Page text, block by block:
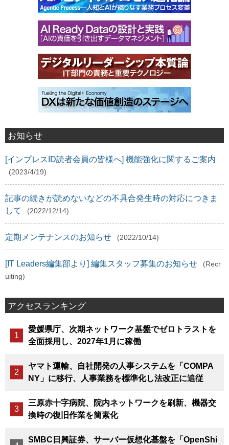
お知らせ
[インプレスID読者会員の皆様へ] 機能強化に関するご案内
(2023/4/19)
記事の続きが読めないなどの不具合発生時の対応につきま
して
(2022/12/14)
定期メンテナンスのお知らせ (2022/10/14)
[IT Leaders編集部より] 編集スタッフ募集のお知らせ
(Recr
uiting)
アクセスランキング
愛媛県庁、次期ネットワーク基盤でゼロトラストを
全面採用し、2027年1月に稼働
ヤマト運輸、自社開発の人事システムを「COMPA
NY」に移行、人事業務を標準化し法改正に追従
三原赤十字病院、院内ネットワークを刷新、機器交
換時の復旧作業を簡素化
SMBC日興証券、サーバー仮想化基盤を「OpenShi